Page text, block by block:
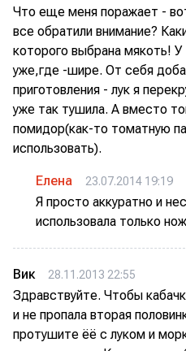
Что еще меня поражает -
все обратили внимание?
которого выбрана мякоть!
уже,где -шире. От себя
приготовления - лук я
уже так тушила. А вместо
помидор(как-то томатную
использовать).
Елена 23.07.2014 19:19
Я просто аккуратно и
использовала только
Вик 28.11.2013 22:55
Здравствуйте. Чтобы
и не пропала вторая
протушите ёё с луком и